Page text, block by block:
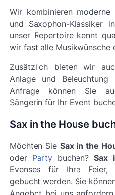
Wir kombinieren moderne
und Saxophon-Klassiker
unser Repertoire kennt
wir fast alle Musikwünsche
Zusätzlich bieten wir
Anlage und
Anfrage können Sie
Sängerin für Ihr Event
Sax in the House
Möchten Sie Sax in the
oder Party buchen?Sax
Evenses für Ihre Feier,
gebucht werden. Sie